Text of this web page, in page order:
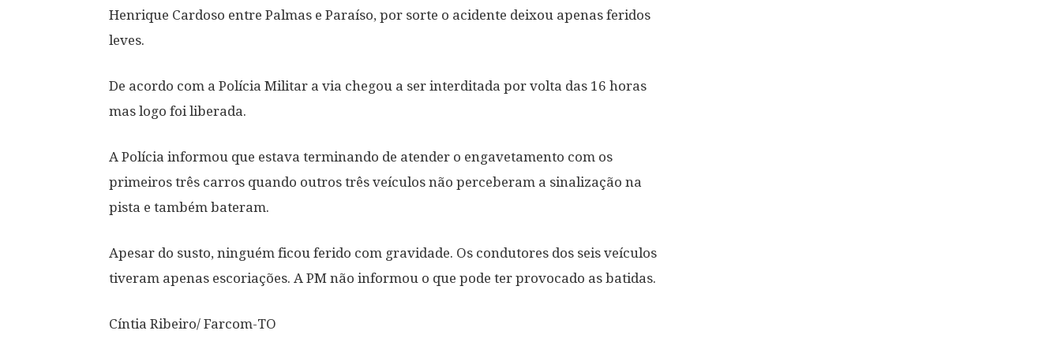
Henrique Cardoso entre Palmas e Paraíso, por sorte o acidente deixou apenas feridos
leves.
De acordo com a Polícia Militar a via chegou a ser interditada por volta das 16 horas
mas logo foi liberada.
A Polícia informou que estava terminando de atender o engavetamento com os
primeiros três carros quando outros três veículos não perceberam a sinalização na
pista e também bateram.
Apesar do susto, ninguém ficou ferido com gravidade. Os condutores dos seis veículos
tiveram apenas escoriações. A PM não informou o que pode ter provocado as batidas.
Cíntia Ribeiro/ Farcom-TO